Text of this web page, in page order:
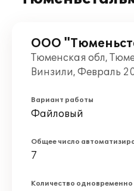
ООО
Тюменская обл,
Винзили, Февраль
Вариант работы
Файловый
Общее число
7
Количество